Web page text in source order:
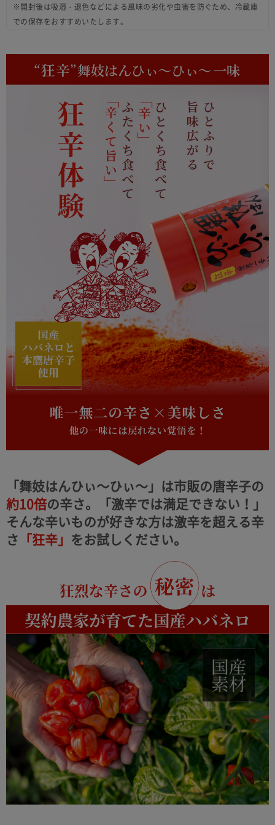
※開封後は吸湿・退色などによる風味の劣化や虫害を防ぐため、冷蔵庫
での保存をおすすめいたします。
「舞妓はんひぃ～ひぃ～」は市販の唐辛子の
約10倍の辛さ。
「激辛では満足できない！」
そんな辛いものが好きな方は激辛を超える辛
さ 「狂辛」 をお試しください。